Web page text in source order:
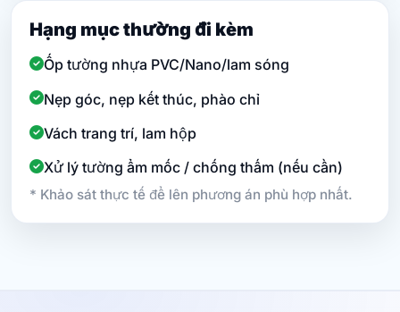
Hạng mục thường đi kèm
Ốp tường nhựa PVC/Nano/lam sóng
Nẹp góc, nẹp kết thúc, phào chỉ
Vách trang trí, lam hộp
Xử lý tường ẩm mốc / chống thấm (nếu cần)
* Khảo sát thực tế để lên phương án phù hợp nhất.